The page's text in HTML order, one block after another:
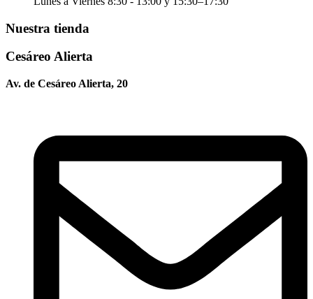
Nuestra tienda
Cesáreo Alierta
Av. de Cesáreo Alierta, 20